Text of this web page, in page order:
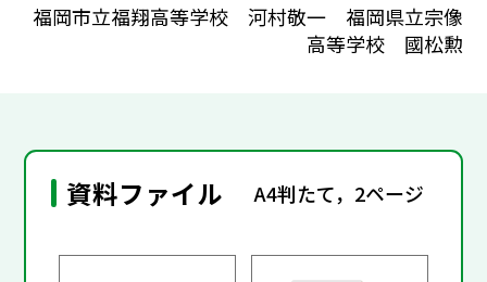
福岡市立福翔高等学校 河村敬一 福岡県立宗像
高等学校 國松勲
資料ファイル A4判たて，2ページ